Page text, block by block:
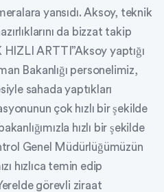
yansıdı. Aksoy, teknik
da bizzat takip
ARTTI”Aksoy yaptığı
Bakanlığı personelimiz,
sahada yaptıkları
çok hızlı bir şekilde
hızlı bir şekilde
Genel Müdürlüğümüzün
hızlıca temin edip
görevli ziraat